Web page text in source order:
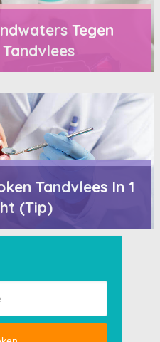
Tegen
Tandvlees In 1
(Tip)